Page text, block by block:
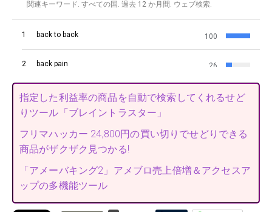
指定した利益率の商品を自動で検索してくれるせど
りツール「ブレイントラスター」
フリマハッカー 24,800円の買い切りでせどりできる
商品がザクザク見つかる!
「アメーバキング2」アメブロ売上倍増＆アクセスア
ップの多機能ツール